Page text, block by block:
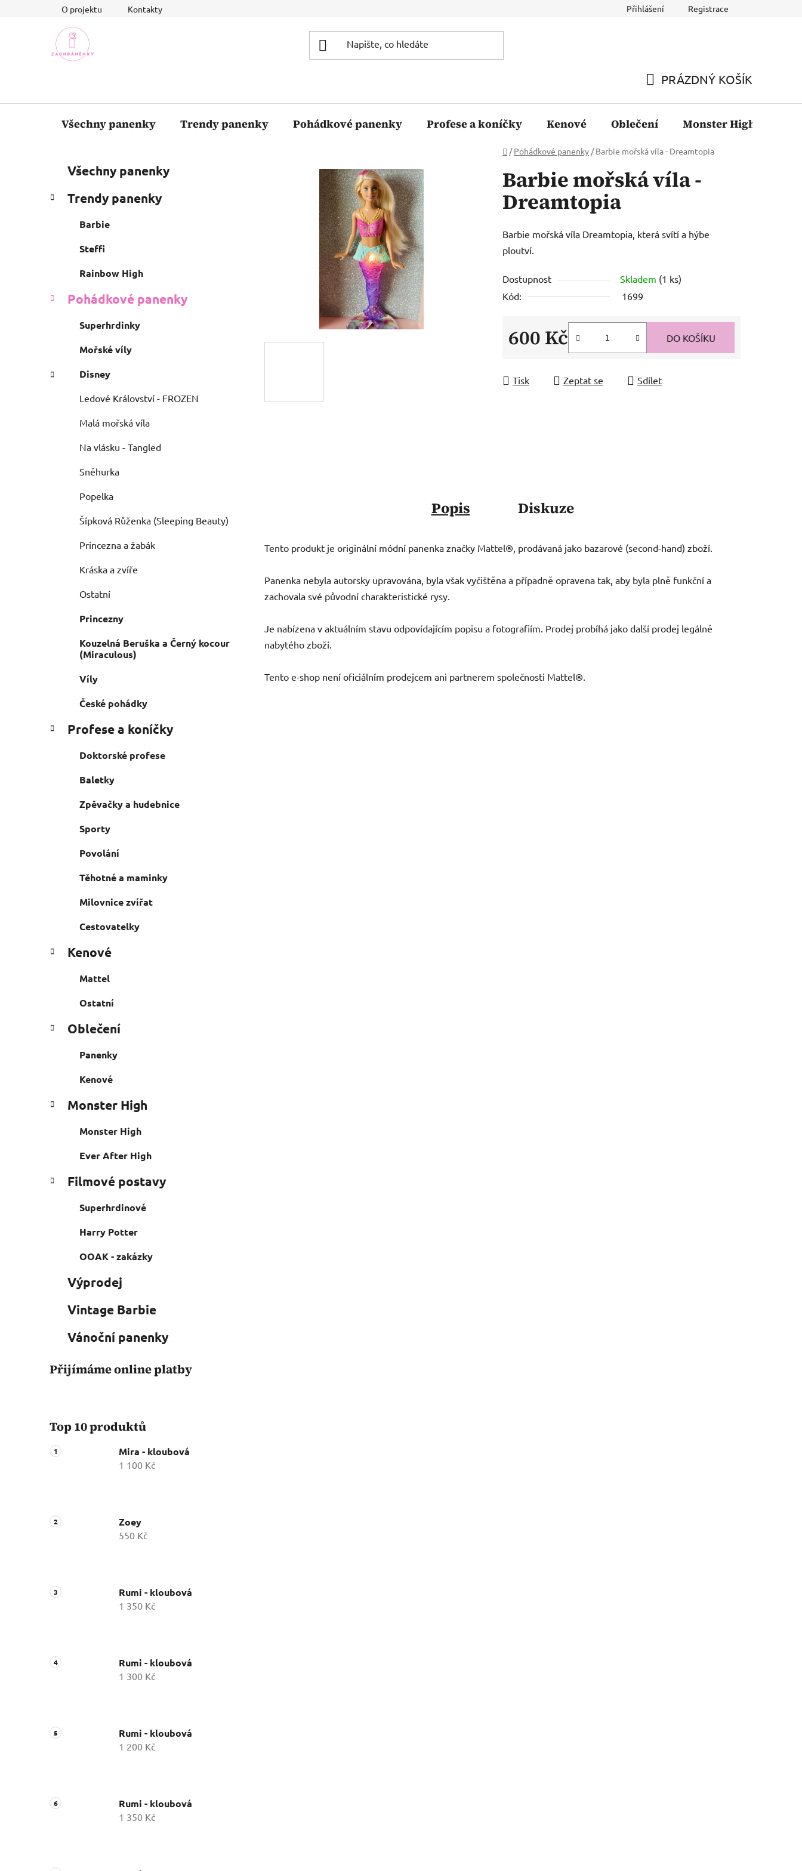
O projektu Kontakty Přihlášení Registrace
KOŠÍK
PRÁZDNÝ KOŠÍK
Všechny panenky Trendy panenky Pohádkové panenky Profese a koníčky Kenové Oblečení Monster High
Domů
/ Pohádkové panenky / Barbie mořská víla - Dreamtopia
s
p
Přeskočit
kategorie
e
Všechny panenky
Trendy panenky
Barbie
Steffi
Rainbow High
Pohádkové panenky
Superhrdinky
Mořské víly
Disney
Ledové Království - FROZEN
Malá mořská víla
Na vlásku - Tangled
Sněhurka
Popelka
Šípková Růženka (Sleeping Beauty)
Princezna a žabák
Kráska a zvíře
Ostatní
Princezny
Kouzelná Beruška a Černý kocour
(Miraculous)
Víly
České pohádky
Profese a koníčky
Doktorské profese
Baletky
Zpěvačky a hudebnice
Sporty
Povolání
Těhotné a maminky
Milovnice zvířat
Cestovatelky
Kenové
Mattel
Ostatní
Oblečení
Panenky
Kenové
Monster High
Monster High
Ever After High
Filmové postavy
Superhrdinové
Harry Potter
OOAK - zakázky
Výprodej
Vintage Barbie
Vánoční panenky
Přijímáme online platby
Top 10 produktů
Mira - kloubová
1 100 Kč
Zoey
550 Kč
Rumi - kloubová
1 350 Kč
Rumi - kloubová
1 300 Kč
Rumi - kloubová
1 200 Kč
Rumi - kloubová
1 350 Kč
Barbie mořská víla -
Dreamtopia
Barbie mořská víla Dreamtopia, která svítí a hýbe
ploutví.
Dostupnost Skladem (1 ks)
Kód:
1699
600 Kč DO KOŠÍKU
Tisk Zeptat se Sdílet
Popis Diskuze
Tento produkt je originální módní panenka značky Mattel®, prodávaná jako bazarové (second-hand) zboží.
Panenka nebyla autorsky upravována, byla však vyčištěna a případně opravena tak, aby byla plně funkční a
zachovala své původní charakteristické rysy.
Je nabízena v aktuálním stavu odpovídajícím popisu a fotografiím. Prodej probíhá jako další prodej legálně
nabytého zboží.
Tento e-shop není oficiálním prodejcem ani partnerem společnosti Mattel®.